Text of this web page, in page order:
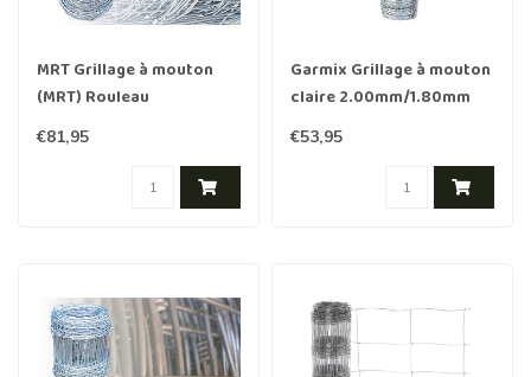
MRT Grillage à mouton
(MRT) Rouleau
50m./60cm./6d. light
€81,95
Garmix Grillage à mouton
claire 2.00mm/1.80mm
100cm-8-15cm 50m
Galvanisée
€53,95